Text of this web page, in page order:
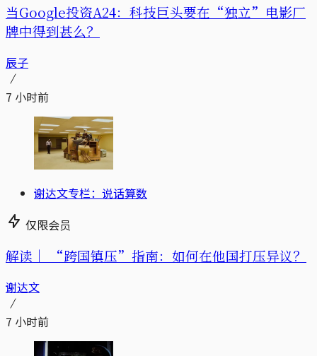
当Google投资A24：科技巨头要在“独立”电影厂
牌中得到甚么？
辰子
7 小时前
谢达文专栏：说话算数
仅限会员
解读｜ “跨国镇压”指南：如何在他国打压异议？
谢达文
7 小时前